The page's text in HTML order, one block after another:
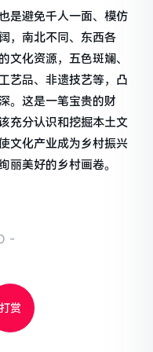
避免千人一面、模仿
，南北不同、东西各
文化资源，五色斑斓、
艺品、非遗技艺等，凸
。这是一笔宝贵的财
充分认识和挖掘本土文
文化产业成为乡村振兴
丽美好的乡村画卷。
-
打赏